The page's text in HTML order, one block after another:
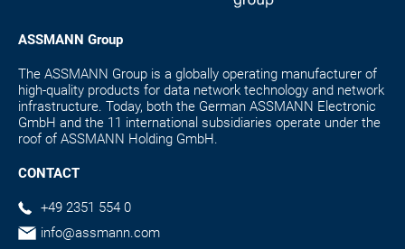
ASSMANN Group
The ASSMANN Group is a globally operating manufacturer of
high-quality products for data network technology and network
infrastructure. Today, both the German ASSMANN Electronic
GmbH and the 11 international subsidiaries operate under the
roof of ASSMANN Holding GmbH.
CONTACT
+49 2351 554 0
info@assmann.com